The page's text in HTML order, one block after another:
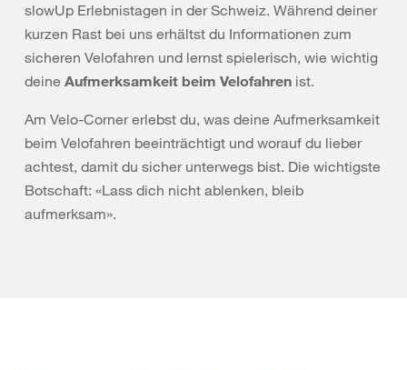
slowUp Erlebnistagen in der Schweiz. Während deiner
kurzen Rast bei uns erhältst du Informationen zum
sicheren Velofahren und lernst spielerisch, wie wichtig
deine Aufmerksamkeit beim Velofahren ist.
Am Velo-Corner erlebst du, was deine Aufmerksamkeit
beim Velofahren beeinträchtigt und worauf du lieber
achtest, damit du sicher unterwegs bist. Die wichtigste
Botschaft: «Lass dich nicht ablenken, bleib
aufmerksam».